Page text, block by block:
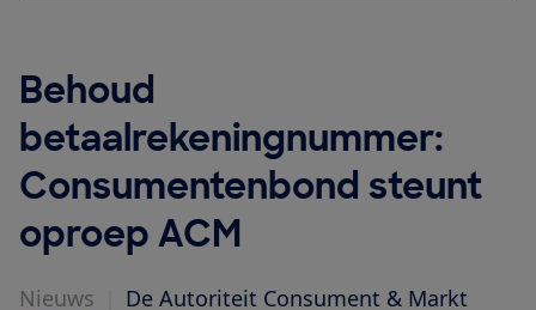
Behoud
betaalrekeningnummer:
Consumentenbond steunt
oproep ACM
Nieuws
De Autoriteit Consument & Markt